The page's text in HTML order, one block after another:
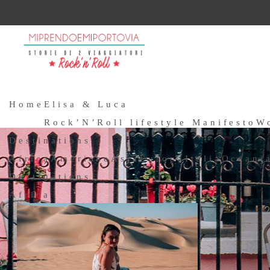
Home Elisa & Luca
Rock’N’Roll lifestyle Manifesto
Destinations
AfricaAmericheAsiaEuropaItaliaOceania
Destinations
Africa